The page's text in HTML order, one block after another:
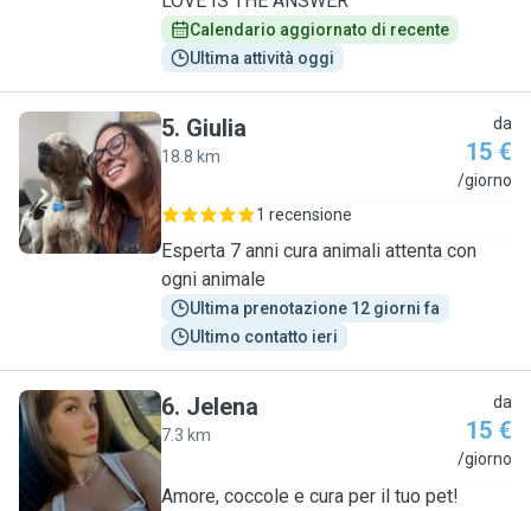
Calendario aggiornato di recente
Ultima attività oggi
G
5. Giulia
18.8 km
da
15 €
/giorno
1 recensione
Esperta 7 anni cura animali attenta con
ogni animale
Ultima prenotazione 12 giorni fa
Ultimo contatto ieri
J
6. Jelena
7.3 km
da
15 €
/giorno
Amore, coccole e cura per il tuo pet!